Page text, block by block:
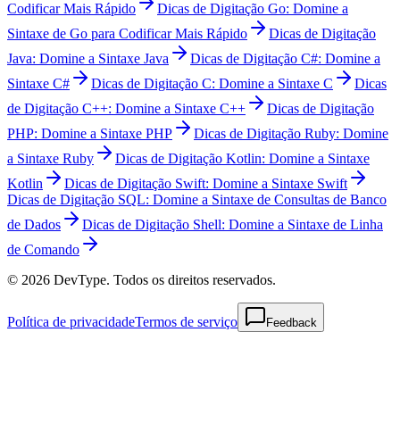
Codificar Mais Rápido
Dicas de Digitação Go: Domine a
Sintaxe de Go para Codificar Mais Rápido
Dicas de Digitação
Java: Domine a Sintaxe Java
Dicas de Digitação C#: Domine a
Sintaxe C#
Dicas de Digitação C: Domine a Sintaxe C
Dicas
de Digitação C++: Domine a Sintaxe C++
Dicas de Digitação
PHP: Domine a Sintaxe PHP
Dicas de Digitação Ruby: Domine
a Sintaxe Ruby
Dicas de Digitação Kotlin: Domine a Sintaxe
Kotlin
Dicas de Digitação Swift: Domine a Sintaxe Swift
Dicas de Digitação SQL: Domine a Sintaxe de Consultas de Banco
de Dados
Dicas de Digitação Shell: Domine a Sintaxe de Linha
de Comando
© 2026 DevType. Todos os direitos reservados.
Política de privacidadeTermos de serviço Feedback